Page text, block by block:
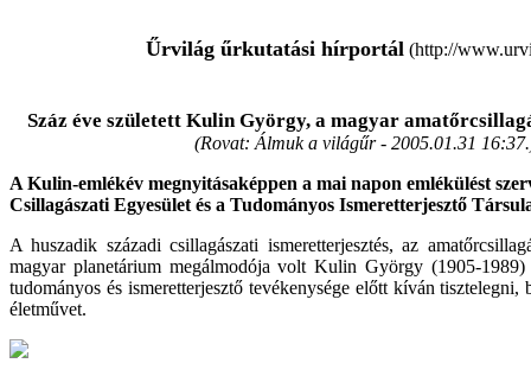
Űrvilág űrkutatási hírportál (http://
Száz éve született Kulin György, a magyar
(Rovat: Álmuk a világűr - 2005.01.31 16:37.
A Kulin-emlékév megnyitásaképpen a mai napon emlékülést
Csillagászati Egyesület és a Tudományos Ismeretterjesztő
A huszadik századi csillagászati ismeretterjesztés, az
magyar planetárium megálmodója volt Kulin György (1905-1989)
tudományos és ismeretterjesztő tevékenysége előtt kíván
életművet.